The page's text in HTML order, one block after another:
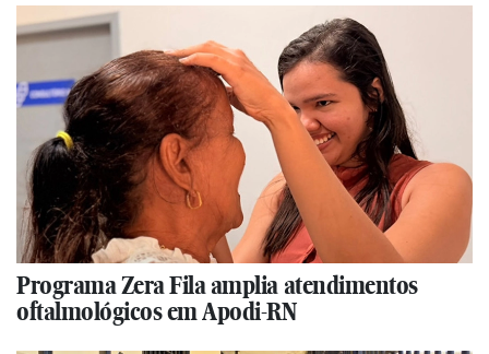
Programa Zera Fila amplia atendimentos
oftalmológicos em Apodi-RN